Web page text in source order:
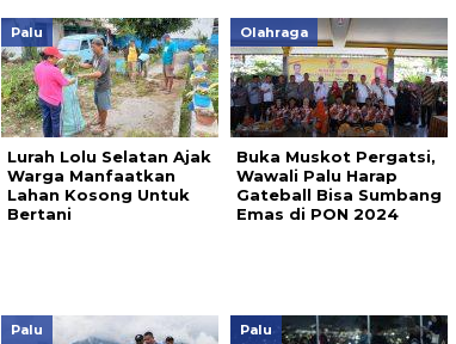
Palu
Lurah Lolu Selatan Ajak
Warga Manfaatkan
Lahan Kosong Untuk
Bertani
Olahraga
Buka Muskot Pergatsi,
Wawali Palu Harap
Gateball Bisa Sumbang
Emas di PON 2024
Palu Palu